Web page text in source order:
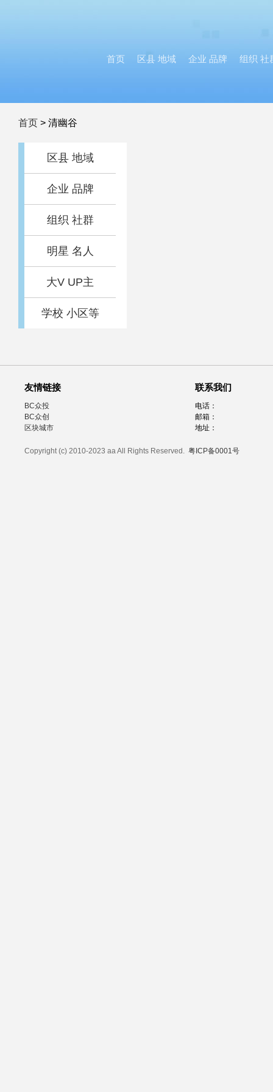
首页 区县 地域 企业 品牌 组织 社
首页 > 清幽谷
区县 地域
企业 品牌
组织 社群
明星 名人
大V UP主
学校 小区等
友情链接
BC众投
BC众创
区块城市
联系我们
电话：
邮箱：
地址：
Copyright (c) 2010-2023 aa All Rights Reserved. 粤ICP备0001号